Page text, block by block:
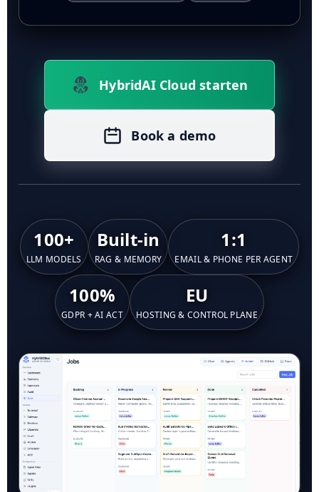
HybridAI Cloud starten
Book a demo
100+
LLM MODELS
Built-in
RAG & MEMORY
1:1
EMAIL & PHONE PER AGENT
100%
GDPR + AI ACT
EU
HOSTING & CONTROL PLANE